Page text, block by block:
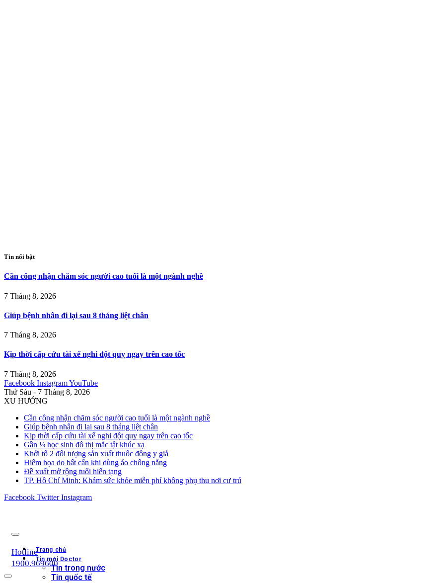
Tin nổi bật
Cần công nhận chăm sóc người cao tuổi là một ngành nghề
7 Tháng 8, 2026
Giúp bệnh nhân đi lại sau 8 tháng liệt chân
7 Tháng 8, 2026
Kịp thời cấp cứu tài xế nghi đột quỵ ngay trên cao tốc
7 Tháng 8, 2026
Facebook InstagramYouTube
Thứ Sáu - 7 Tháng 8, 2026
XU HƯỚNG
Cần công nhận chăm sóc người cao tuổi là một ngành nghề
Giúp bệnh nhân đi lại sau 8 tháng liệt chân
Kịp thời cấp cứu tài xế nghi đột quỵ ngay trên cao tốc
Gần ⅓ học sinh đô thị mắc tật khúc xạ
Khởi tố 2 đối tượng sản xuất thuốc đông y giả
Hiểm họa do bất cẩn khi dùng áo chống nắng
Đề xuất mở rộng tuổi hiến tạng
TP. Hồ Chí Minh: Khám sức khỏe miễn phí không phụ thu nơi cư trú
Facebook Twitter Instagram
Trang chủ
Tin mới Doctor
Tin trong nước
Tin quốc tế
Hotline
1900.969600